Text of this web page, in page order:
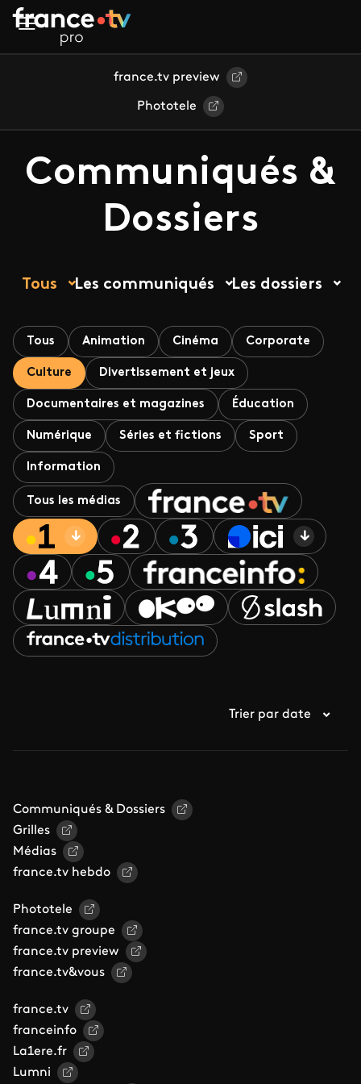
Aller au contenu principal
france.tv preview
Phototele
Communiqués &
Dossiers
Tous Les communiqués Les dossiers
Tous Animation Cinéma Corporate
Culture Divertissement et jeux
Documentaires et magazines Éducation
Numérique Séries et fictions Sport
Information
Tous les médias
Trier par date
Communiqués & Dossiers
Grilles
Médias
france.tv hebdo
Phototele
france.tv groupe
france.tv preview
france.tv&vous
france.tv
franceinfo
La1ere.fr
Lumni